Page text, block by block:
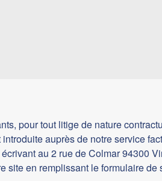
pour tout litige de nature
auprès de notre service
au 2 rue de Colmar 94300
site en remplissant le formulaire